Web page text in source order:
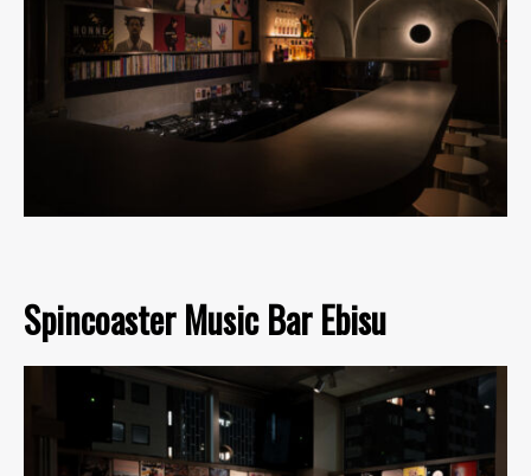
Spincoaster Music Bar Ebisu